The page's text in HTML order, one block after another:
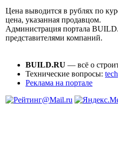
Цена выводится в рублях по
цена, указанная продавцом.
Администрация портала
представителями компаний.
BUILD.RU — всё о
Технические вопросы:
Реклама на портале